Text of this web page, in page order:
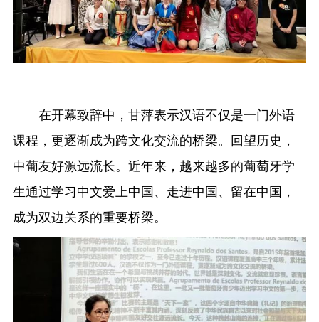
在开幕致辞中，甘萍表示汉语不仅是一门外语
课程，更逐渐成为跨文化交流的桥梁。回望历史，
中葡友好源远流长。近年来，越来越多的葡萄牙学
生通过学习中文爱上中国、走进中国、留在中国，
成为双边关系的重要桥梁。